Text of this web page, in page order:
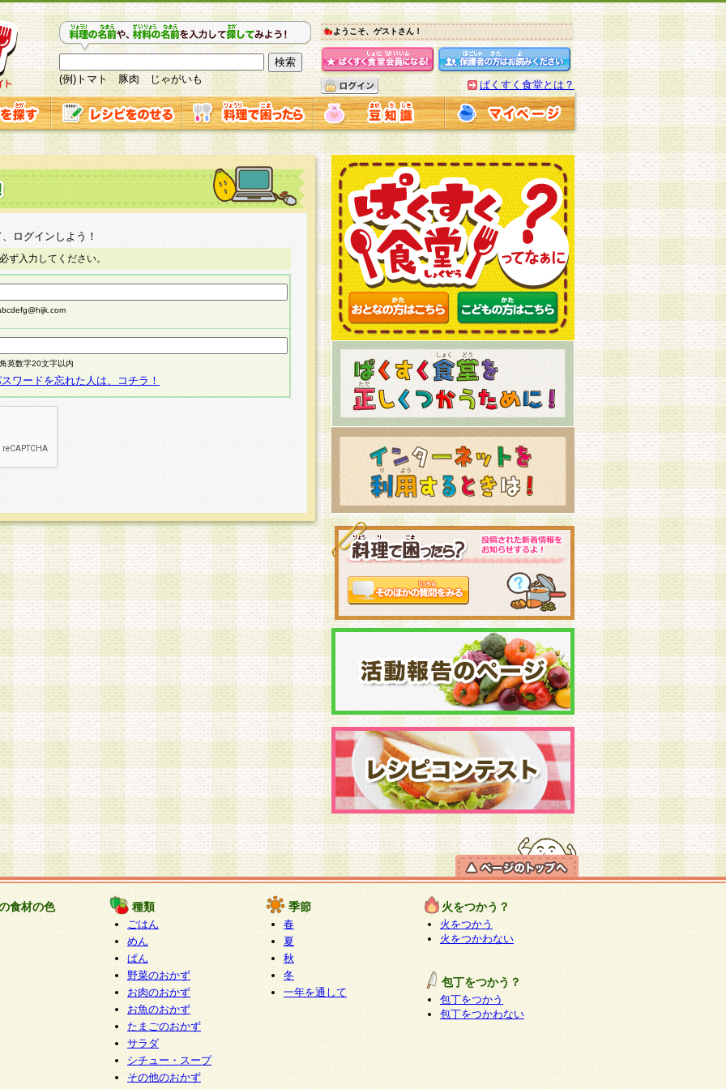
(例)トマト 豚肉 じゃがいも
ようこそ、ゲストさん！
ぱくすく食堂とは？
ログインしよう！
ず入力してください。
英数字20文字以内
ワードを忘れた人は、コチラ！
食材の色 種類
ごはん
めん
ぱん
野菜のおかず
お肉のおかず
お魚のおかず
たまごのおかず
サラダ
シチュー・スープ
その他のおかず
季節
春
夏
秋
冬
一年を通して
火をつかう？
火をつかう
火をつかわない
包丁をつかう？
包丁をつかう
包丁をつかわない